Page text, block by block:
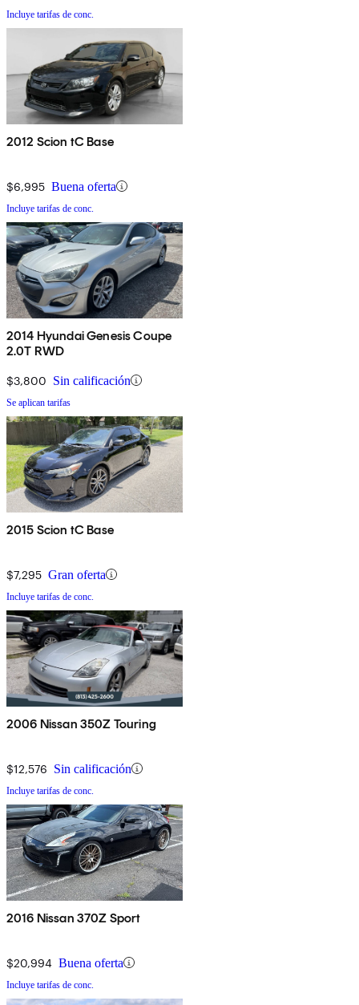
Incluye tarifas de conc.
2012 Scion tC Base
$6,995 Buena oferta
Incluye tarifas de conc.
2014 Hyundai Genesis Coupe
2.0T RWD
$3,800 Sin calificación
Se aplican tarifas
2015 Scion tC Base
$7,295 Gran oferta
Incluye tarifas de conc.
2006 Nissan 350Z Touring
$12,576 Sin calificación
Incluye tarifas de conc.
2016 Nissan 370Z Sport
$20,994 Buena oferta
Incluye tarifas de conc.